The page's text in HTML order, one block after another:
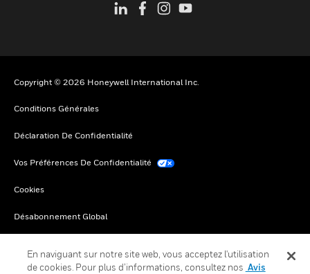
Copyright © 2026 Honeywell International Inc.
Conditions Générales
Déclaration De Confidentialité
Vos Préférences De Confidentialité
Cookies
Désabonnement Global
En naviguant sur notre site web, vous acceptez l'utilisation
de cookies. Pour plus d’informations, consultez nos Avis